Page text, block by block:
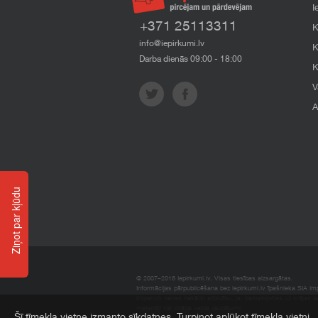
+371 25113311
info@iepirkumi.lv
Darba dienās 09:00 - 18:00
© 2007–2018 Iepirkumi.lv. Visas tiesības aizsargātas.
Informācijas pārpublicēšana bez iepirkumi.lv īpašnieka SIA
Ziņot par kļūdu